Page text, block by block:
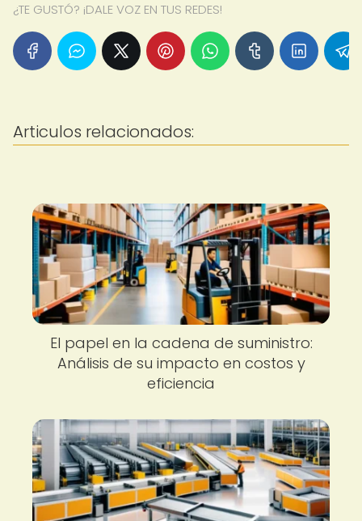
¿TE GUSTÓ? ¡DALE VOZ EN TUS REDES!
Articulos relacionados:
El papel en la cadena de suministro:
Análisis de su impacto en costos y
eficiencia